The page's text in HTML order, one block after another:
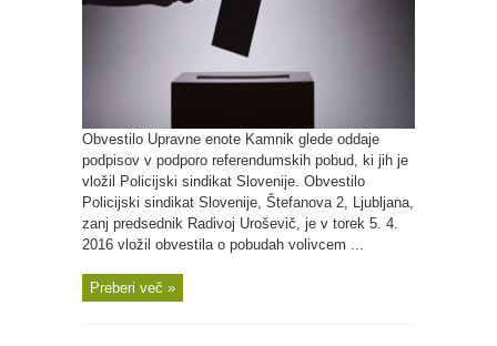
Obvestilo Upravne enote Kamnik glede oddaje
podpisov v podporo referendumskih pobud, ki jih je
vložil Policijski sindikat Slovenije. Obvestilo
Policijski sindikat Slovenije, Štefanova 2, Ljubljana,
zanj predsednik Radivoj Uroševič, je v torek 5. 4.
2016 vložil obvestila o pobudah volivcem ...
Preberi več »